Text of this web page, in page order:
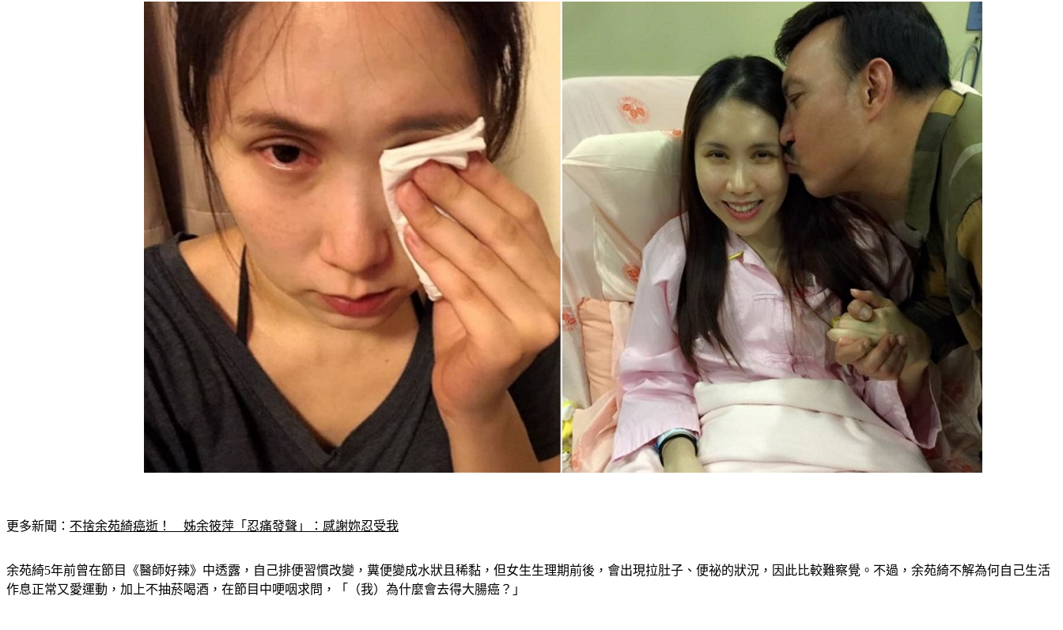
更多新聞： 不捨余苑綺癌逝！　姊余筱萍「忍痛發聲」：感謝妳忍受我
余苑綺5年前曾在節目《醫師好辣》中透露，自己排便習慣改變，糞便變成水狀且稀黏，但女生生理期前後，會出現拉肚子、便祕的狀況，因此比較難察覺。不過，余苑綺不解為何自己生活
作息正常又愛運動，加上不抽菸喝酒，在節目中哽咽求問，「（我）為什麼會去得大腸癌？」